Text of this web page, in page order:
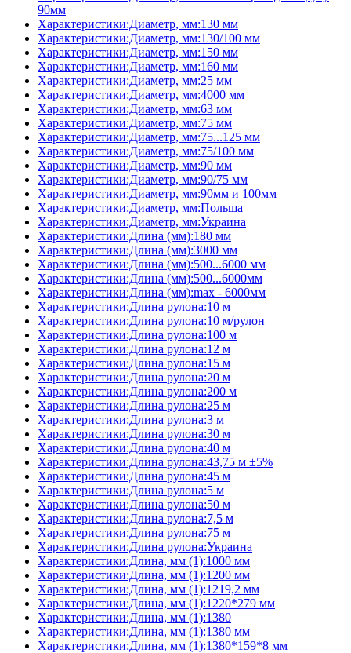
90мм
Характеристики:Диаметр, мм:130 мм
Характеристики:Диаметр, мм:130/100 мм
Характеристики:Диаметр, мм:150 мм
Характеристики:Диаметр, мм:160 мм
Характеристики:Диаметр, мм:25 мм
Характеристики:Диаметр, мм:4000 мм
Характеристики:Диаметр, мм:63 мм
Характеристики:Диаметр, мм:75 мм
Характеристики:Диаметр, мм:75...125 мм
Характеристики:Диаметр, мм:75/100 мм
Характеристики:Диаметр, мм:90 мм
Характеристики:Диаметр, мм:90/75 мм
Характеристики:Диаметр, мм:90мм и 100мм
Характеристики:Диаметр, мм:Польша
Характеристики:Диаметр, мм:Украина
Характеристики:Длина (мм):180 мм
Характеристики:Длина (мм):3000 мм
Характеристики:Длина (мм):500...6000 мм
Характеристики:Длина (мм):500...6000мм
Характеристики:Длина (мм):max - 6000мм
Характеристики:Длина рулона:10 м
Характеристики:Длина рулона:10 м/рулон
Характеристики:Длина рулона:100 м
Характеристики:Длина рулона:12 м
Характеристики:Длина рулона:15 м
Характеристики:Длина рулона:20 м
Характеристики:Длина рулона:200 м
Характеристики:Длина рулона:25 м
Характеристики:Длина рулона:3 м
Характеристики:Длина рулона:30 м
Характеристики:Длина рулона:40 м
Характеристики:Длина рулона:43,75 м ±5%
Характеристики:Длина рулона:45 м
Характеристики:Длина рулона:5 м
Характеристики:Длина рулона:50 м
Характеристики:Длина рулона:7,5 м
Характеристики:Длина рулона:75 м
Характеристики:Длина рулона:Украина
Характеристики:Длина, мм (1):1000 мм
Характеристики:Длина, мм (1):1200 мм
Характеристики:Длина, мм (1):1219,2 мм
Характеристики:Длина, мм (1):1220*279 мм
Характеристики:Длина, мм (1):1380
Характеристики:Длина, мм (1):1380 мм
Характеристики:Длина, мм (1):1380*159*8 мм